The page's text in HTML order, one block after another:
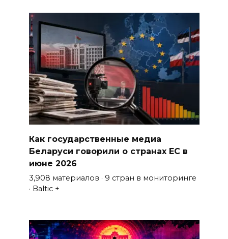
Как государственные медиа
Беларуси говорили о странах ЕС в
июне 2026
3,908 материалов · 9 стран в мониторинге
· Baltic +